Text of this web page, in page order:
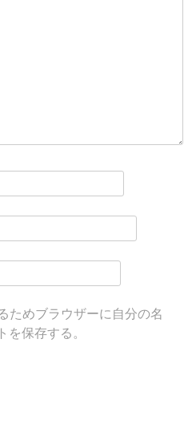
ためブラウザーに自分の名
保存する。